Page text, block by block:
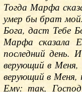
Тогда Марфа
умер бы брат
Бога, даст Тебе
Марфа сказала
последний день.
верующий в
верующий в Меня,
Ему: так,